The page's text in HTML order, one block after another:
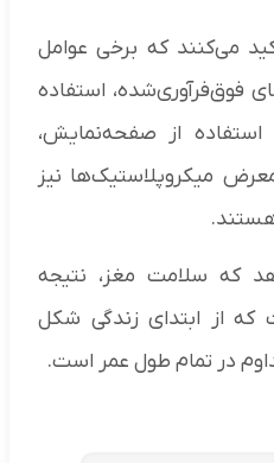
می‌کنند که برخی عوامل
فوق‌فرآوری‌شده، استفاده
استفاده از صفحه‌نمایش،
میکروپلاستیک‌ها نیز
که سلامت مغز، نتیجه
از ابتدای زندگی شکل
در تمام طول عمر است.